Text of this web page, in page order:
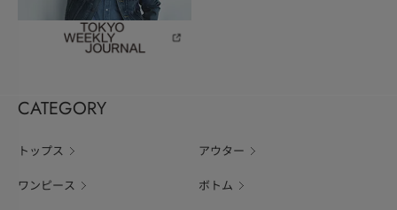
CATEGORY
トップス アウター
ワンピース ボトム